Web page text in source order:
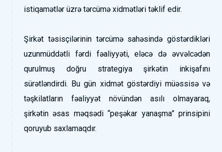
istiqamətlər üzrə tərcümə xidmətləri təklif edir.
Şirkət təsisçilərinin tərcümə sahəsində göstərdikləri
uzunmüddətli fərdi fəaliyyəti, eləcə də əvvəlcədən
qurulmuş doğru strategiya şirkətin inkişafını
sürətləndirdi. Bu gün xidmət göstərdiyi müəssisə və
təşkilatların fəaliyyət növündən asılı olmayaraq,
şirkətin əsas məqsədi “peşəkar yanaşma” prinsipini
qoruyub saxlamaqdır.